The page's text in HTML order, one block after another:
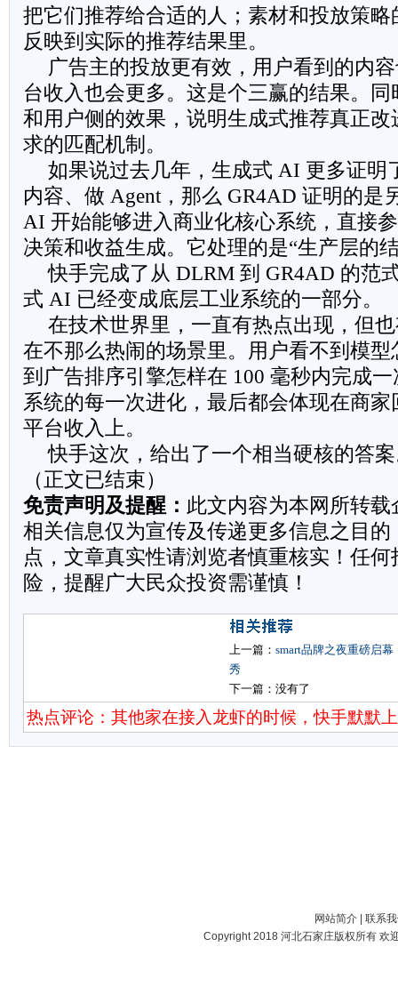
把它们推荐给合适的人；素材和投放策
反映到实际的推荐结果里。
广告主的投放更有效，用户看到的内
台收入也会更多。这是个三赢的结果。
和用户侧的效果，说明生成式推荐真正
求的匹配机制。
如果说过去几年，生成式 AI 更多证明
内容、做 Agent，那么 GR4AD 证明的是
AI 开始能够进入商业化核心系统，直接
决策和收益生成。它处理的是“生产层的
快手完成了从 DLRM 到 GR4AD 的范
式 AI 已经变成底层工业系统的一部分。
在技术世界里，一直有热点出现，但
在不那么热闹的场景里。用户看不到模
到广告排序引擎怎样在 100 毫秒内完成
系统的每一次进化，最后都会体现在商
平台收入上。
快手这次，给出了一个相当硬核的答
（正文已结束）
免责声明及提醒： 此文内容为本网所转
相关信息仅为宣传及传递更多信息之目
点，文章真实性请浏览者慎重核实！任
险，提醒广大民众投资需谨慎！
上一篇： smart品牌之夜重磅启
秀
下一篇：没有了
热点评论：其他家在接入龙虾的时候，快手默默
网站简介
联系
Copyright 2018 河北石家庄版权所有 欢